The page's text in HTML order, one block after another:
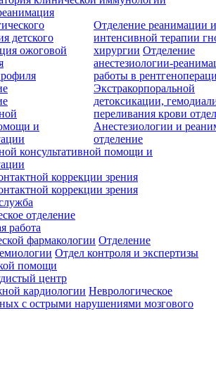
детского
ожоговой
Отделение реанимации
интенсивной терапии
хирургии Отделение
анестезиологии-
работы в
Экстракорпоральной
детоксикации,
переливания крови
Анестезиологии и
отделение
и
консультативной помощи и
коррекции зрения
коррекции зрения
отделение
работа
фармакологии Отделение
Отдел контроля и экспертизы
помощи
центр
кардиологии Неврологическое
с острыми нарушениями мозгового